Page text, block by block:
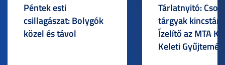
Péntek esti
csillagászat: Bolygók
közel és távol
Tárlatnyitó:
tárgyak
Ízelítő az MTA
Keleti